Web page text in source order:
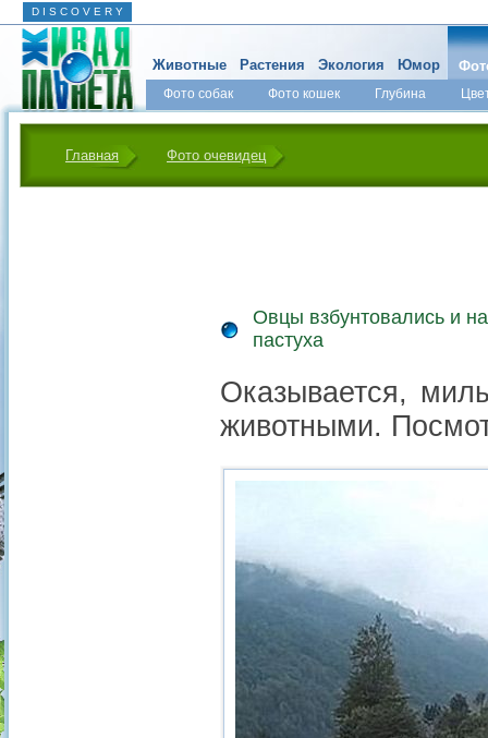
D I S C O V E R Y
Животные Растения Экология Юмор
Фото собак Фото кошек Глубина
Главная Фото очевидец
Овцы взбунтовались и
пастуха
Оказывается,
животными.